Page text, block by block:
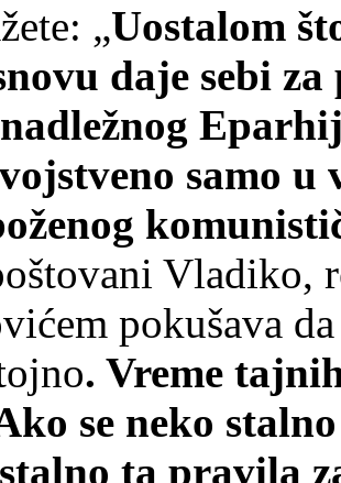
„Uostalom
daje sebi
samo
Vladiko,
pokušava
. Vreme
se neko
ta pravila